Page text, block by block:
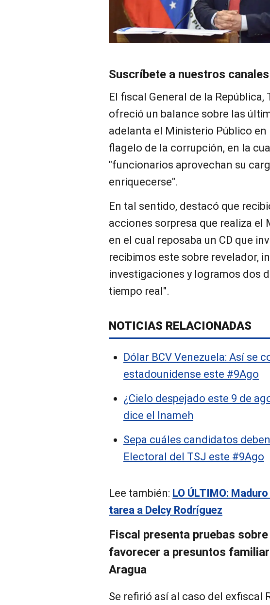
Suscríbete a nuestros canales
El fiscal General de la República,
ofreció un balance sobre las
adelanta el Ministerio Público en
flagelo de la corrupción, en la
"funcionarios aprovechan su
enriquecerse".
En tal sentido, destacó que
acciones sorpresa que realiza el
en el cual reposaba un CD que
recibimos este sobre revelador,
investigaciones y logramos dos
tiempo real".
NOTICIAS RELACIONADAS
Dólar BCV Venezuela: Así se
estadounidense este #9Ago
¿Cielo despejado este 9 de
dice el Inameh
Sepa cuáles candidatos
Electoral del TSJ este #9Ago
Lee también: LO ÚLTIMO:
tarea a Delcy Rodríguez
Fiscal presenta pruebas
favorecer a presuntos
Aragua
Se refirió así al caso del exfiscal